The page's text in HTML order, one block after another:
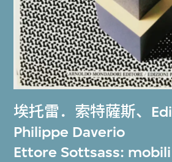
埃托雷．索特薩斯、
Philippe Daverio
Ettore Sottsass: